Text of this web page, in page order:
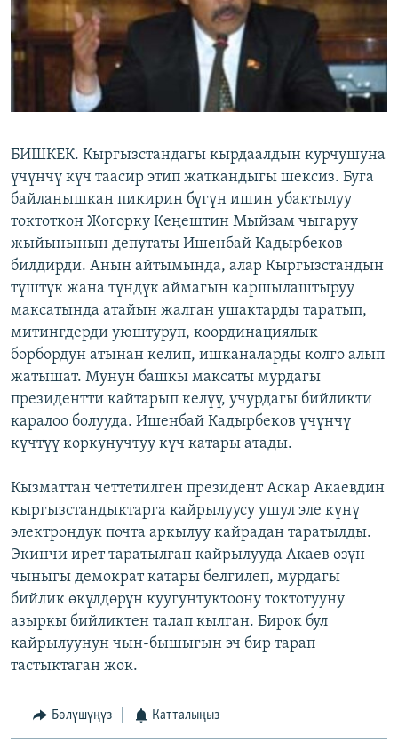
АЗАТТЫК+
ЫҢГАЙСЫЗ СУРООЛОР
ЭЕ/АРнун бардык сайттары
БИШКЕК. Кыргызстандагы кырдаалдын курчушуна
үчүнчү күч таасир этип жаткандыгы шексиз. Буга
байланышкан пикирин бүгүн ишин убактылуу
токтоткон Жогорку Кеңештин Мыйзам чыгаруу
жыйынынын депутаты Ишенбай Кадырбеков
билдирди. Анын айтымында, алар Кыргызстандын
түштүк жана түндүк аймагын каршылаштыруу
максатында атайын жалган ушактарды таратып,
митингдерди уюштуруп, координациялык
борбордун атынан келип, ишканаларды колго алып
жатышат. Мунун башкы максаты мурдагы
президентти кайтарып келүү, учурдагы бийликти
каралоо болууда. Ишенбай Кадырбеков үчүнчү
күчтүү коркунучтуу күч катары атады.
Кызматтан четтетилген президент Аскар Акаевдин
кыргызстандыктарга кайрылуусу ушул эле күнү
электрондук почта аркылуу кайрадан таратылды.
Экинчи ирет таратылган кайрылууда Акаев өзүн
чыныгы демократ катары белгилеп, мурдагы
бийлик өкүлдөрүн куугунтуктоону токтотууну
азыркы бийликтен талап кылган. Бирок бул
кайрылуунун чын-бышыгын эч бир тарап
тастыктаган жок.
Бөлүшүңүз Катталыңыз